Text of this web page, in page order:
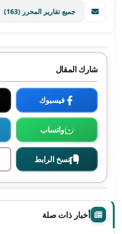
جميع تقارير المحرر (163)
شارك المقال
فيسبوك
واتساب
نسخ الرابط
أخبار ذات صلة